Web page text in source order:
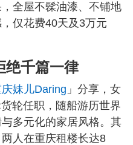
全屋不髹油漆、不铺地
仅花费40天及3万元
绝千篇一律
妹儿Daring 」分享，女
轮任职，随船游历世界
多元化的家居风格。其
人在重庆租楼长达8